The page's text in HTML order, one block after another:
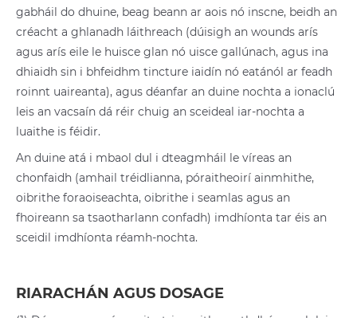
gabháil do dhuine, beag beann ar aois nó inscne, beidh an
créacht a ghlanadh láithreach (dúisigh an wounds arís
agus arís eile le huisce glan nó uisce gallúnach, agus ina
dhiaidh sin i bhfeidhm tincture iaidín nó eatánól ar feadh
roinnt uaireanta), agus déanfar an duine nochta a ionaclú
leis an vacsaín dá réir chuig an sceideal iar-nochta a
luaithe is féidir.
An duine atá i mbaol dul i dteagmháil le víreas an
chonfaidh (amhail tréidlianna, póraitheoirí ainmhithe,
oibrithe foraoiseachta, oibrithe i seamlas agus an
fhoireann sa tsaotharlann confadh) imdhíonta tar éis an
sceidil imdhíonta réamh-nochta.
RIARACHÁN AGUS DOSAGE